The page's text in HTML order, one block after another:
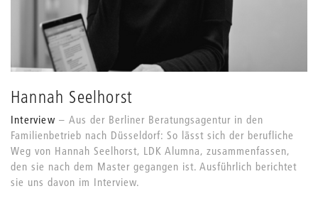
Hannah Seelhorst
Interview
Aus der Berliner Beratungsagentur in den
Familienbetrieb nach Düsseldorf: So lässt sich der berufliche
Weg von Hannah Seelhorst, LDK Alumna, zusammenfassen,
den sie nach dem Master gegangen ist. Ausführlich berichtet
sie uns davon im Interview.